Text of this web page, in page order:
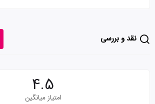
نقد و بررسی
4.5
امتیاز میانگین